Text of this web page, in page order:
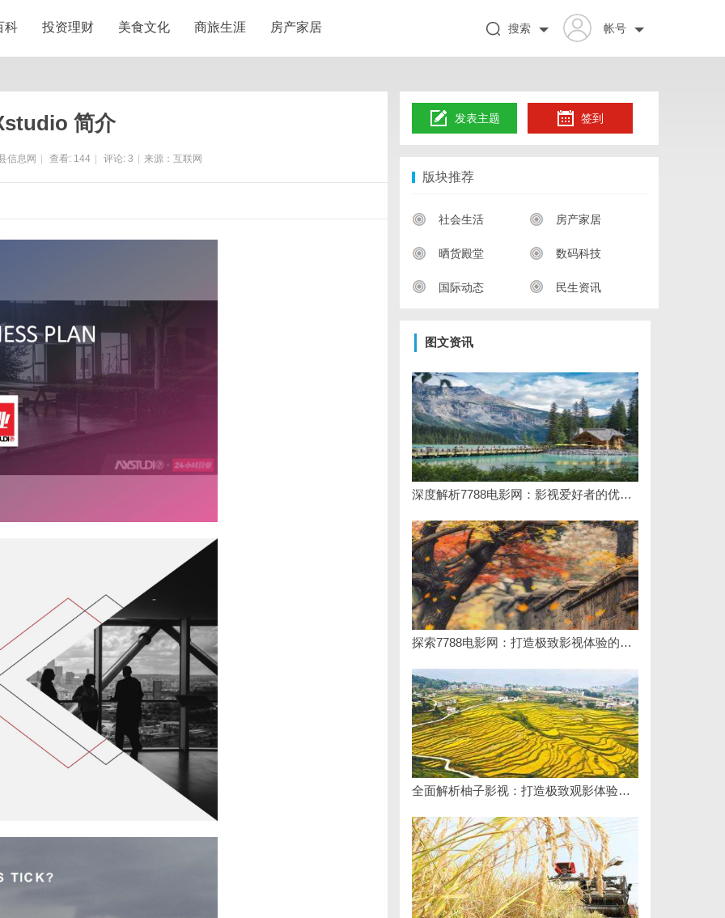
科 投资理财 美食文化 商旅生涯 房产家居 帐号
搜索
简介
信息网 查看: 144 评论: 3 来源：互联网
发表主题 签到
版块推荐
社会生活 房产家居
晒货殿堂 数码科技
国际动态 民生资讯
图文资讯
深度解析7788电影网：影视爱好者的优质观影平台
探索7788电影网：打造极致影视体验的优质平台
全面解析柚子影视：打造极致观影体验的优质娱乐平台